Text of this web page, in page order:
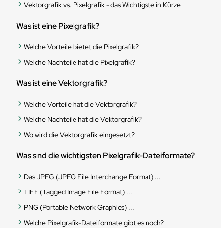
Vektorgrafik vs. Pixelgrafik - das Wichtigste in Kürze
Was ist eine Pixelgrafik?
Welche Vorteile bietet die Pixelgrafik?
Welche Nachteile hat die Pixelgrafik?
Was ist eine Vektorgrafik?
Welche Vorteile hat die Vektorgrafik?
Welche Nachteile hat die Vektorgrafik?
Wo wird die Vektorgrafik eingesetzt?
Was sind die wichtigsten Pixelgrafik-Dateiformate?
Das JPEG (JPEG File Interchange Format) ...
TIFF (Tagged Image File Format) ...
PNG (Portable Network Graphics) ...
Welche Pixelgrafik-Dateiformate gibt es noch?